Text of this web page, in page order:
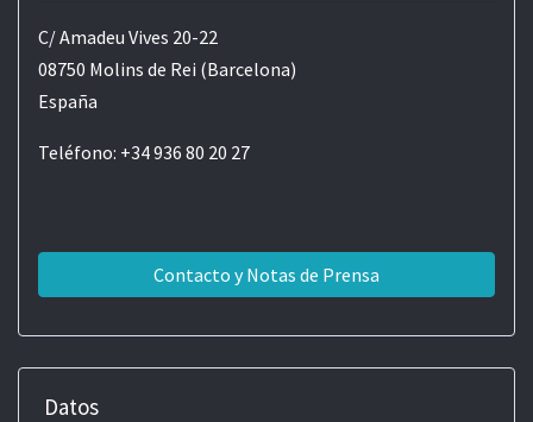
C/ Amadeu Vives 20-22
08750 Molins de Rei (Barcelona)
España
Teléfono: +34 936 80 20 27
Contacto y Notas de Prensa
Datos